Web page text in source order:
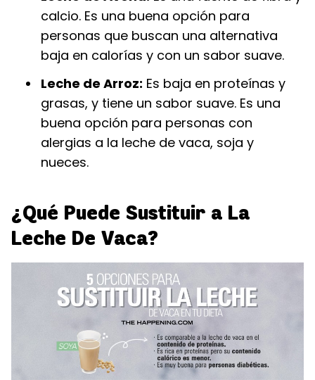
calcio. Es una buena opción para
personas que buscan una alternativa
baja en calorías y con un sabor suave.
Leche de Arroz: Es baja en proteínas y
grasas, y tiene un sabor suave. Es una
buena opción para personas con
alergias a la leche de vaca, soja y
nueces.
¿Qué Puede Sustituir a La
Leche De Vaca?